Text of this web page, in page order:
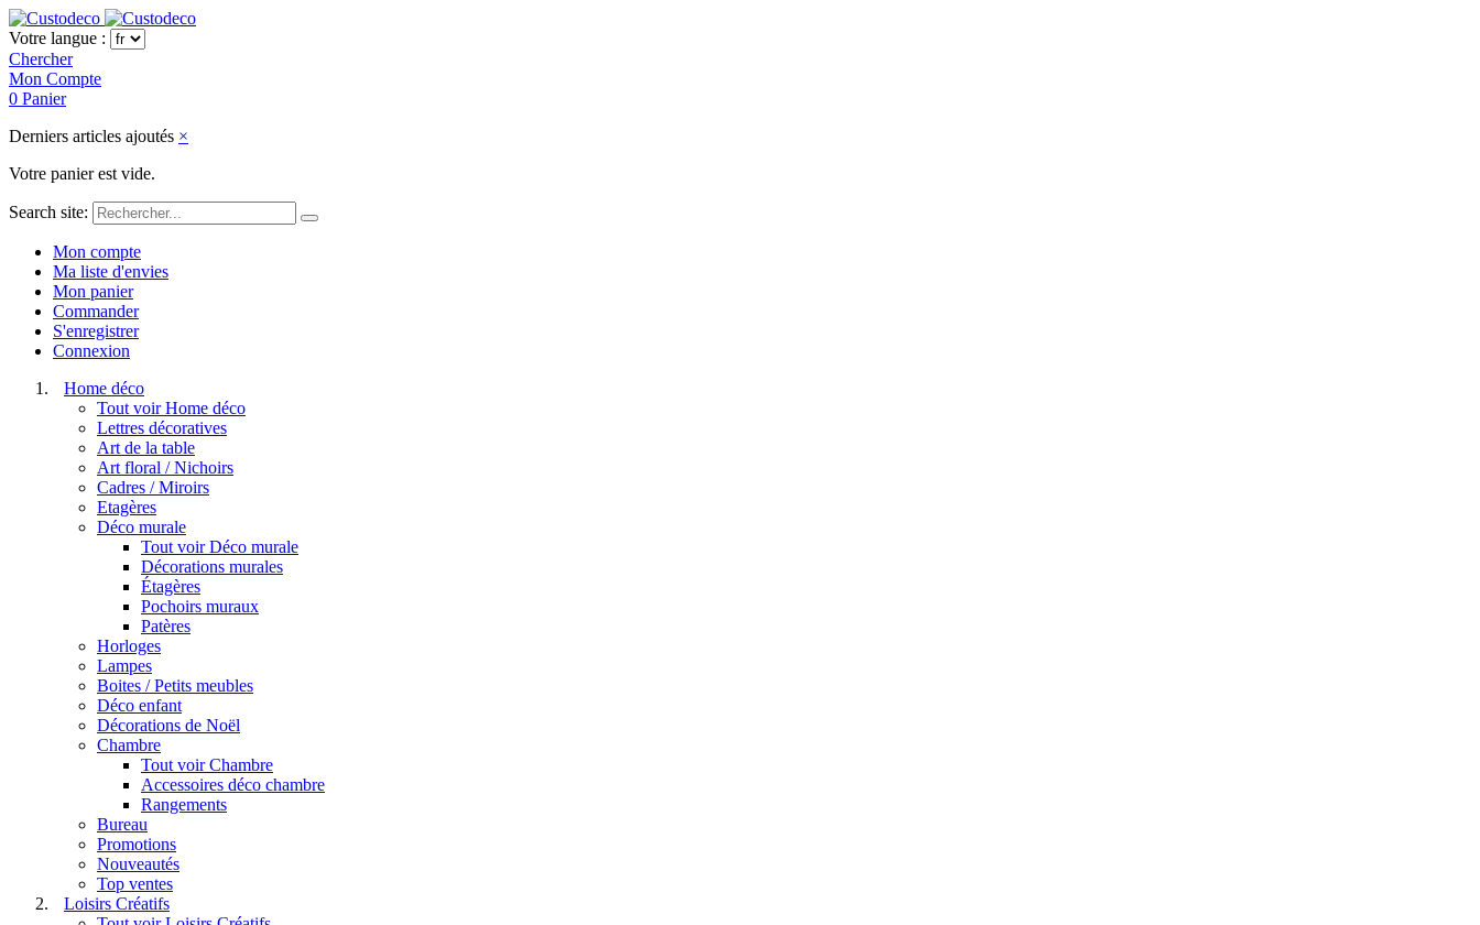
Votre langue :
Chercher
Mon Compte
0 Panier
Derniers articles ajoutés ×
Votre panier est vide.
Search site:
Mon compte
Ma liste d'envies
Mon panier
Commander
S'enregistrer
Connexion
Home déco
Tout voir Home déco
Lettres décoratives
Art de la table
Art floral / Nichoirs
Cadres / Miroirs
Etagères
Déco murale
Tout voir Déco murale
Décorations murales
Étagères
Pochoirs muraux
Patères
Horloges
Lampes
Boites / Petits meubles
Déco enfant
Décorations de Noël
Chambre
Tout voir Chambre
Accessoires déco chambre
Rangements
Bureau
Promotions
Nouveautés
Top ventes
Loisirs Créatifs